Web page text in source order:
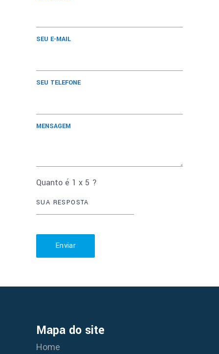
SEU E-MAIL
SEU TELEFONE
MENSAGEM
Quanto é 1 x 5 ?
Enviar
Mapa do site
Home